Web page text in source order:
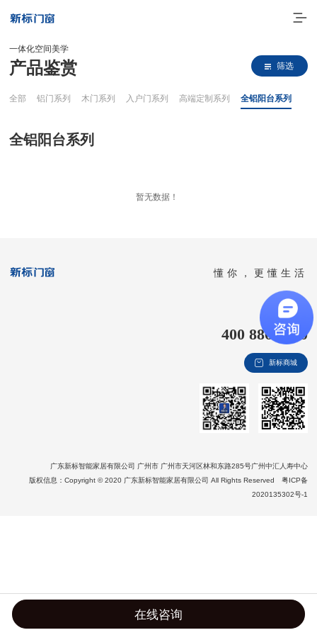
门窗实力派
一体化空间美学
产品鉴赏 筛选
全部 铝门系列 木门系列 入户门系列 高端定制系列 全铝阳台系列
全铝阳台系列
暂无数据！
懂你，更懂生活
全国客服热线
400 8866 020
新标商城
广东新标智能家居有限公司 广州市 广州市天河区林和东路285号广州中汇人寿中心
版权信息：Copyright © 2020 广东新标智能家居有限公司 All Rights Reserved 粤ICP备
2020135302号-1
在线咨询